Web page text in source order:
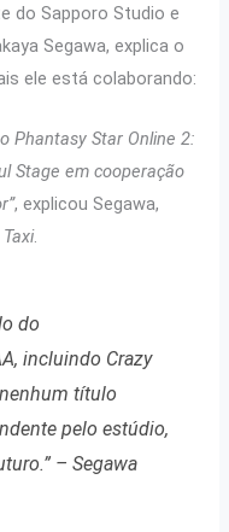
do Sapporo Studio e
Segawa, explica o
ele está colaborando:
Phantasy Star Online 2:
Stage em cooperação
, explicou Segawa,
.
do
incluindo Crazy
título
pelo estúdio,
– Segawa